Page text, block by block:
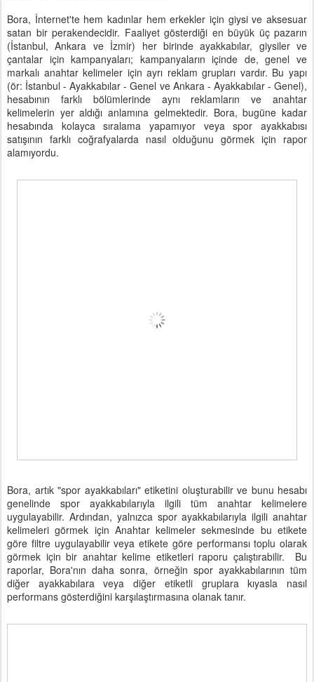
Bora, İnternet'te hem kadınlar hem erkekler için giysi ve aksesuar
satan bir perakendecidir. Faaliyet gösterdiği en büyük üç pazarın
(İstanbul, Ankara ve İzmir) her birinde ayakkabılar, giysiler ve
çantalar için kampanyaları; kampanyaların içinde de, genel ve
markalı anahtar kelimeler için ayrı reklam grupları vardır. Bu yapı
(ör: İstanbul - Ayakkabılar - Genel ve Ankara - Ayakkabılar - Genel),
hesabının farklı bölümlerinde aynı reklamların ve anahtar
kelimelerin yer aldığı anlamına gelmektedir. Bora, bugüne kadar
hesabında kolayca sıralama yapamıyor veya spor ayakkabısı
satışının farklı coğrafyalarda nasıl olduğunu görmek için rapor
alamıyordu.
Bora, artık "spor ayakkabıları" etiketini oluşturabilir ve bunu hesabı
genelinde spor ayakkabılarıyla ilgili tüm anahtar kelimelere
uygulayabilir. Ardından, yalnızca spor ayakkabılarıyla ilgili anahtar
kelimeleri görmek için Anahtar kelimeler sekmesinde bu etikete
göre filtre uygulayabilir veya etikete göre performansı toplu olarak
görmek için bir anahtar kelime etiketleri raporu çalıştırabilir. Bu
raporlar, Bora'nın daha sonra, örneğin spor ayakkabılarının tüm
diğer ayakkabılara veya diğer etiketli gruplara kıyasla nasıl
performans gösterdiğini karşılaştırmasına olanak tanır.